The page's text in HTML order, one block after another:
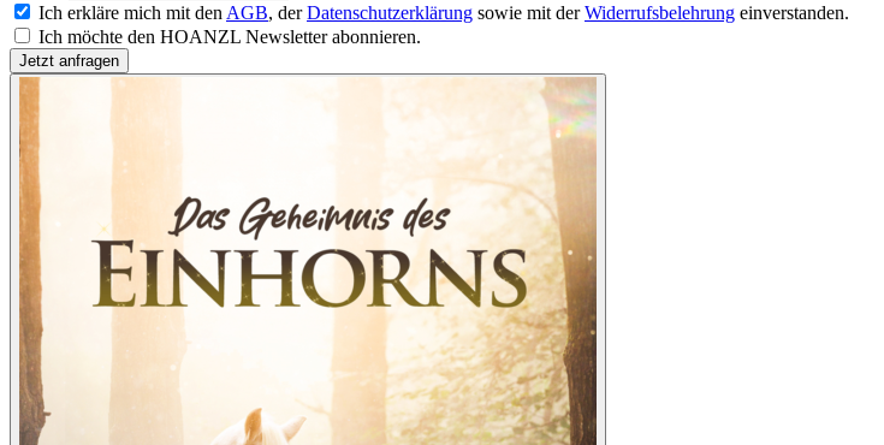
Ich erkläre mich mit den AGB, derDatenschutzerklärung sowie mit derWiderrufsbelehrung einverstanden.
Ich möchte den HOANZL Newsletter abonnieren.